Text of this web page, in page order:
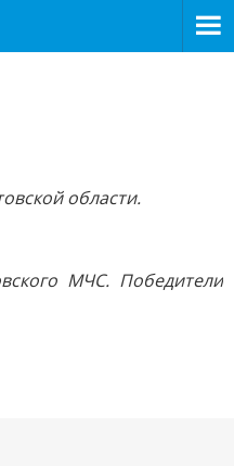
области.
МЧС. Победители